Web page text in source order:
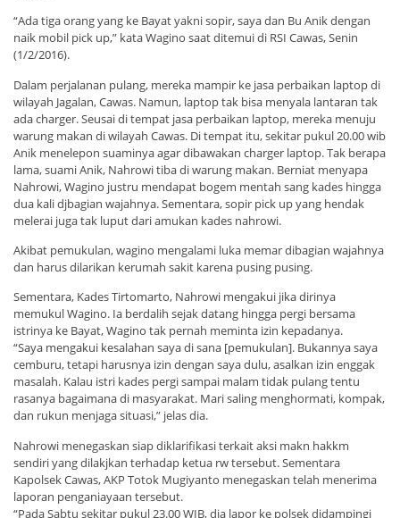
“Ada tiga orang yang ke Bayat yakni sopir, saya dan Bu Anik dengan
naik mobil pick up,” kata Wagino saat ditemui di RSI Cawas, Senin
(1/2/2016).
Dalam perjalanan pulang, mereka mampir ke jasa perbaikan laptop di
wilayah Jagalan, Cawas. Namun, laptop tak bisa menyala lantaran tak
ada charger. Seusai di tempat jasa perbaikan laptop, mereka menuju
warung makan di wilayah Cawas. Di tempat itu, sekitar pukul 20.00 wib
Anik menelepon suaminya agar dibawakan charger laptop. Tak berapa
lama, suami Anik, Nahrowi tiba di warung makan. Berniat menyapa
Nahrowi, Wagino justru mendapat bogem mentah sang kades hingga
dua kali djbagian wajahnya. Sementara, sopir pick up yang hendak
melerai juga tak luput dari amukan kades nahrowi.
Akibat pemukulan, wagino mengalami luka memar dibagian wajahnya
dan harus dilarikan kerumah sakit karena pusing pusing.
Sementara, Kades Tirtomarto, Nahrowi mengakui jika dirinya
memukul Wagino. Ia berdalih sejak datang hingga pergi bersama
istrinya ke Bayat, Wagino tak pernah meminta izin kepadanya.
“Saya mengakui kesalahan saya di sana [pemukulan]. Bukannya saya
cemburu, tetapi harusnya izin dengan saya dulu, asalkan izin enggak
masalah. Kalau istri kades pergi sampai malam tidak pulang tentu
rasanya bagaimana di masyarakat. Mari saling menghormati, kompak,
dan rukun menjaga situasi,” jelas dia.
Nahrowi menegaskan siap diklarifikasi terkait aksi makn hakkm
sendiri yang dilakjkan terhadap ketua rw tersebut. Sementara
Kapolsek Cawas, AKP Totok Mugiyanto menegaskan telah menerima
laporan penganiayaan tersebut.
“Pada Sabtu sekitar pukul 23.00 WIB, dia lapor ke polsek didampingi